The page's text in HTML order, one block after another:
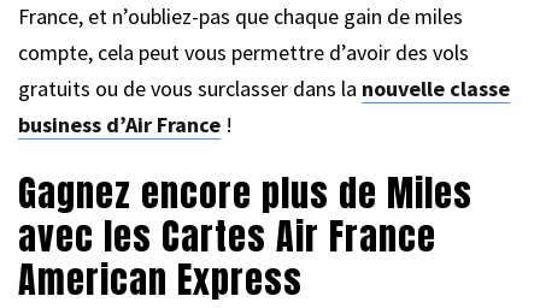
France, et n’oubliez-pas que chaque gain de miles
compte, cela peut vous permettre d’avoir des vols
gratuits ou de vous surclasser dans la nouvelle classe
business d’Air France !
Gagnez encore plus de Miles
avec les Cartes Air France
American Express